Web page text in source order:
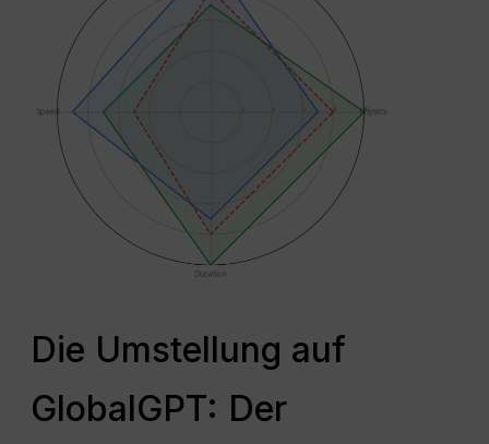
Die Umstellung auf
GlobalGPT: Der